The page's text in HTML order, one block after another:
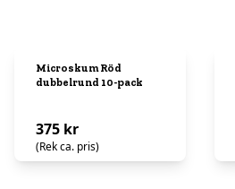
Microskum Röd
dubbelrund 10-pack
375 kr
(Rek ca. pris)